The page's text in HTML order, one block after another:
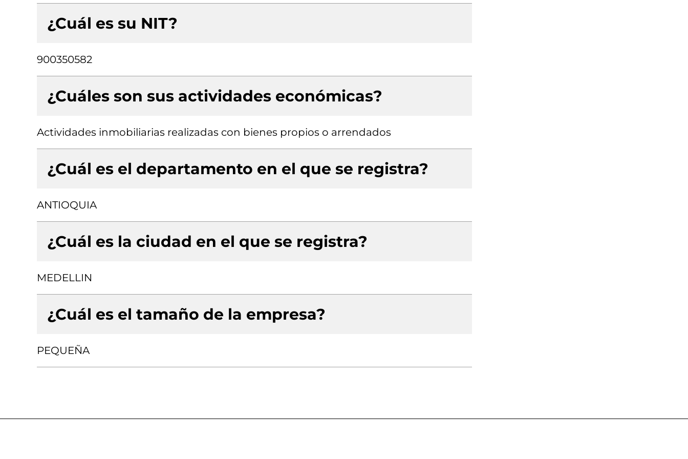
¿Cuál es su NIT?
900350582
¿Cuáles son sus actividades económicas?
Actividades inmobiliarias realizadas con bienes propios o arrendados
¿Cuál es el departamento en el que se registra?
ANTIOQUIA
¿Cuál es la ciudad en el que se registra?
MEDELLIN
¿Cuál es el tamaño de la empresa?
PEQUEÑA